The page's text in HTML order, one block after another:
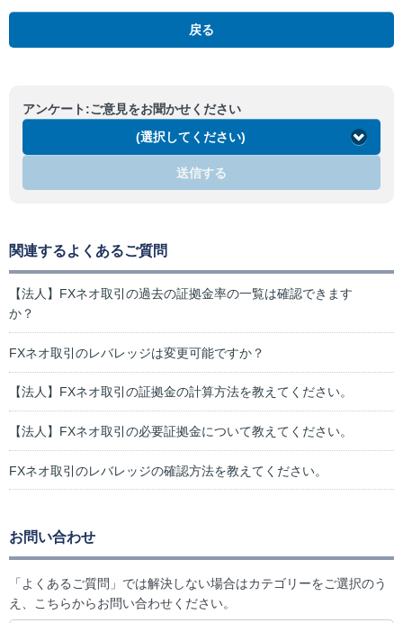
戻る
アンケート:ご意見をお聞かせください
(選択してください)
送信する
関連するよくあるご質問
【法人】FXネオ取引の過去の証拠金率の一覧は確認できます
か？
FXネオ取引のレバレッジは変更可能ですか？
【法人】FXネオ取引の証拠金の計算方法を教えてください。
【法人】FXネオ取引の必要証拠金について教えてください。
FXネオ取引のレバレッジの確認方法を教えてください。
お問い合わせ
「よくあるご質問」では解決しない場合はカテゴリーをご選択のう
え、こちらからお問い合わせください。